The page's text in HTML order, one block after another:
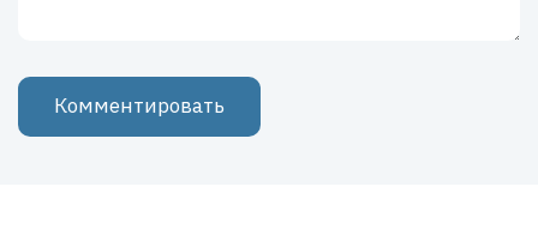
Комментировать